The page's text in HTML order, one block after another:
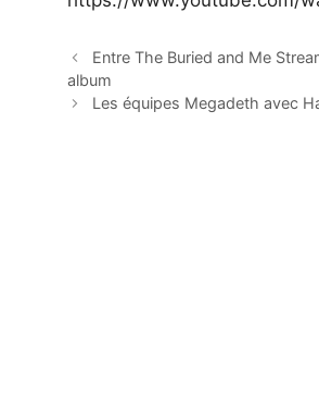
Entre The Buried and Me
album
Les équipes Megadeth avec